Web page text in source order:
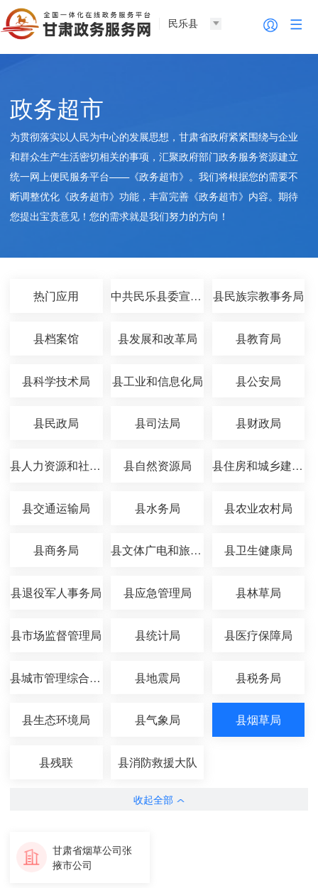
民乐县
政务超市
为贯彻落实以人民为中心的发展思想，甘肃省政府紧紧围绕与企业
和群众生产生活密切相关的事项，汇聚政府部门政务服务资源建立
统一网上便民服务平台——《政务超市》。我们将根据您的需要不
断调整优化《政务超市》功能，丰富完善《政务超市》内容。期待
您提出宝贵意见！您的需求就是我们努力的方向！
热门应用 中共民乐县委宣传部 县民族宗教事务局
县档案馆 县发展和改革局 县教育局
县科学技术局 县工业和信息化局 县公安局
县民政局 县司法局 县财政局
县人力资源和社会保障局 县自然资源局 县住房和城乡建设局
县交通运输局 县水务局 县农业农村局
县商务局 县文体广电和旅游局 县卫生健康局
县退役军人事务局 县应急管理局 县林草局
县市场监督管理局 县统计局 县医疗保障局
县城市管理综合执法局 县地震局 县税务局
县生态环境局 县气象局 县烟草局
县残联 县消防救援大队
收起全部
甘肃省烟草公司张
掖市公司